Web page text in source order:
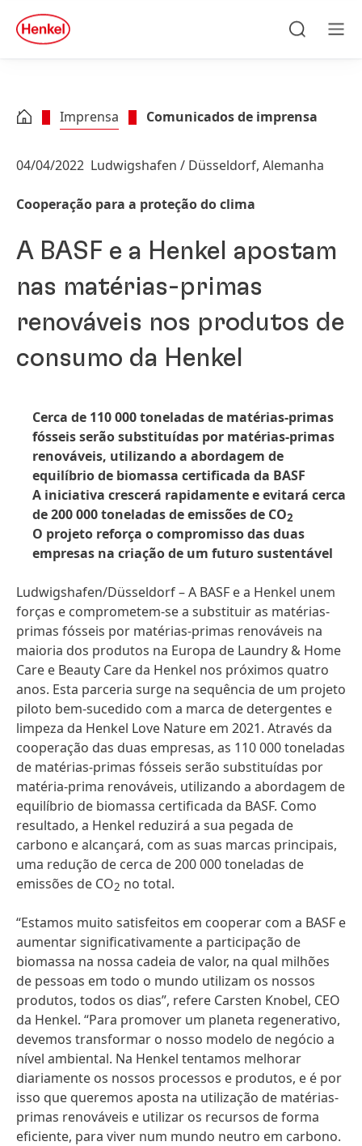
Skip to footer
quick
search
Imprensa Comunicados de imprensa
04/04/2022 Ludwigshafen / Düsseldorf, Alemanha
Cooperação para a proteção do clima
A BASF e a Henkel apostam
nas matérias-primas
renováveis nos produtos de
consumo da Henkel
Cerca de 110 000 toneladas de matérias-primas
fósseis serão substituídas por matérias-primas
renováveis, utilizando a abordagem de
equilíbrio de biomassa certificada da BASF
A iniciativa crescerá rapidamente e evitará cerca
de 200 000 toneladas de emissões de CO2
O projeto reforça o compromisso das duas
empresas na criação de um futuro sustentável
Ludwigshafen/Düsseldorf – A BASF e a Henkel unem
forças e comprometem-se a substituir as matérias-
primas fósseis por matérias-primas renováveis na
maioria dos produtos na Europa de Laundry & Home
Care e Beauty Care da Henkel nos próximos quatro
anos. Esta parceria surge na sequência de um projeto
piloto bem-sucedido com a marca de detergentes e
limpeza da Henkel Love Nature em 2021. Através da
cooperação das duas empresas, as 110 000 toneladas
de matérias-primas fósseis serão substituídas por
matéria-prima renováveis, utilizando a abordagem de
equilíbrio de biomassa certificada da BASF. Como
resultado, a Henkel reduzirá a sua pegada de
carbono e alcançará, com as suas marcas principais,
uma redução de cerca de 200 000 toneladas de
emissões de CO2 no total.
“Estamos muito satisfeitos em cooperar com a BASF e
aumentar significativamente a participação de
biomassa na nossa cadeia de valor, na qual milhões
de pessoas em todo o mundo utilizam os nossos
produtos, todos os dias”, refere Carsten Knobel, CEO
da Henkel. “Para promover um planeta regenerativo,
devemos transformar o nosso modelo de negócio a
nível ambiental. Na Henkel tentamos melhorar
diariamente os nossos processos e produtos, e é por
isso que queremos aposta na utilização de matérias-
primas renováveis e utilizar os recursos de forma
eficiente, para viver num mundo neutro em carbono.